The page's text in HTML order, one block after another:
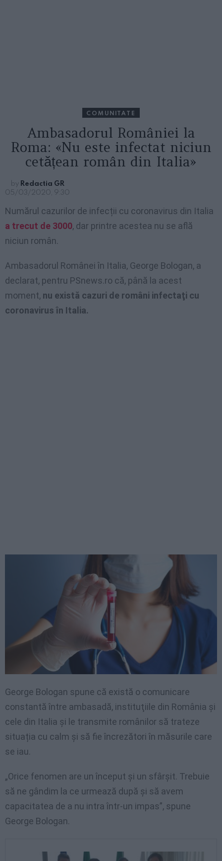
COMUNITATE
Ambasadorul României la
Roma: «Nu este infectat niciun
cetățean român din Italia»
by Redactia GR
05/03/2020, 9:30
Numărul cazurilor de infecții cu coronavirus din Italia
a trecut de 3000, dar printre acestea nu se află
niciun român.
Ambasadorul Românei în Italia, George Bologan, a
declarat, pentru PSnews.ro că, până la acest
moment, nu există cazuri de români infectaţi cu
coronavirus în Italia.
George Bologan spune că există o comunicare
constantă între ambasadă, instituţiile din România şi
cele din Italia și le transmite românilor să trateze
situația cu calm și să fie încrezători în măsurile care
se iau.
„Orice fenomen are un început și un sfârșit. Trebuie
să ne gândim la ce urmează după și să avem
capacitatea de a nu intra într-un impas”, spune
George Bologan.